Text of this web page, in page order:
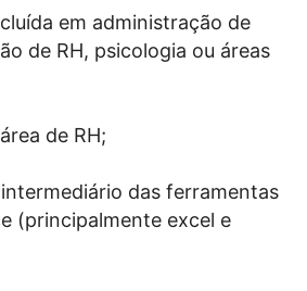
em administração de
de RH, psicologia ou áreas
de RH;
das ferramentas
(principalmente excel e